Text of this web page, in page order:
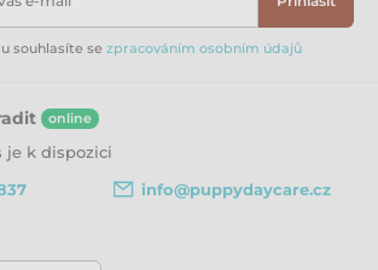
souhlasíte se zpracováním osobním údajů
online
je k dispozici
info@puppydaycare.cz